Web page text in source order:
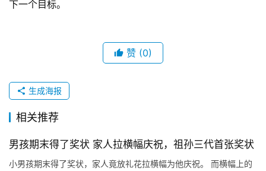
下一个目标。
赞 (0)
生成海报
相关推荐
男孩期末得了奖状 家人拉横幅庆祝，祖孙三代首张奖状
小男孩期末得了奖状，家人竟放礼花拉横幅为他庆祝。 而横幅上的